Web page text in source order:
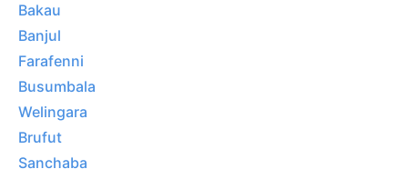
Bakau
Banjul
Farafenni
Busumbala
Welingara
Brufut
Sanchaba